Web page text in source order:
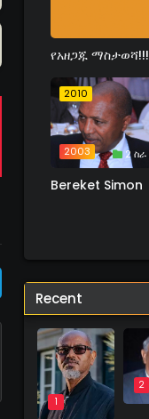
የአዘጋጁ ማስታወሻ!!!
2010
2003 2 ስራ
Bereket Simon
Recent
1
2